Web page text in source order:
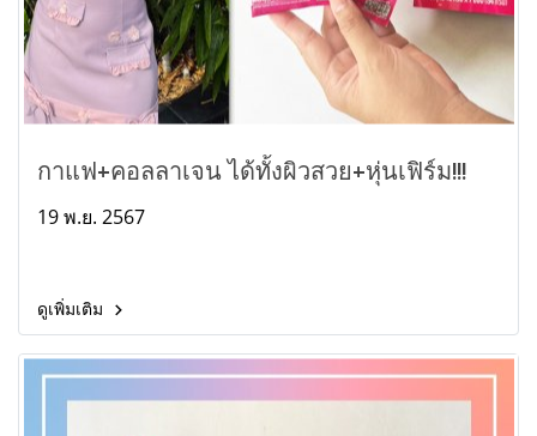
กาแฟ+คอลลาเจน ได้ทั้งผิวสวย+หุ่นเฟิร์ม!!!
19 พ.ย. 2567
ดูเพิ่มเติม